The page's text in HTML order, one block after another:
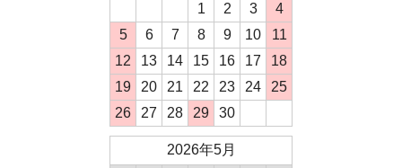
1
2 3
4
5
6 7 8 9 10
11
12
13 14 15 16 17
18
19
20 21 22 23 24
25
26
27 28 29 30
2026年5月